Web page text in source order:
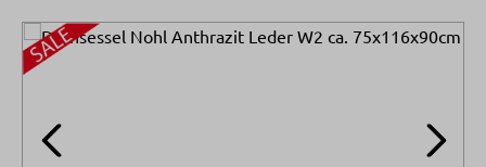
Bildergalerie überspringen